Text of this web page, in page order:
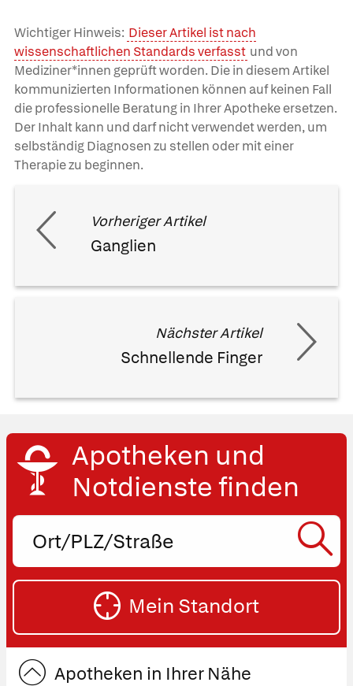
Wichtiger Hinweis: Dieser Artikel ist nach
wissenschaftlichen Standards verfasst und von
Mediziner*innen geprüft worden. Die in diesem Artikel
kommunizierten Informationen können auf keinen Fall
die professionelle Beratung in Ihrer Apotheke ersetzen.
Der Inhalt kann und darf nicht verwendet werden, um
selbständig Diagnosen zu stellen oder mit einer
Therapie zu beginnen.
Vorheriger Artikel
Ganglien
Nächster Artikel
Schnellende Finger
Apotheken und
Notdienste finden
Ort,
oder
Straße
Mein Standort
Apotheken in Ihrer Nähe